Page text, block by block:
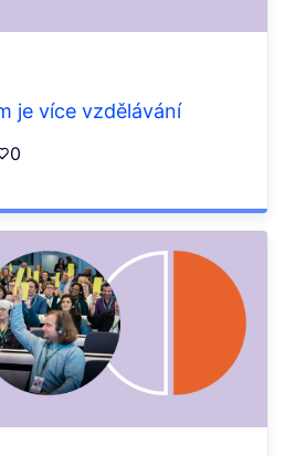
je více vzdělávání
0